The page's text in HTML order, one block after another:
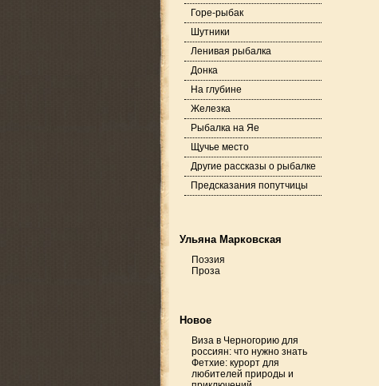
Горе-рыбак
Шутники
Ленивая рыбалка
Донка
На глубине
Железка
Рыбалка на Яе
Щучье место
Другие рассказы о рыбалке
Предсказания попутчицы
Ульяна Марковская
Поэзия
Проза
Новое
Виза в Черногорию для
россиян: что нужно знать
Фетхие: курорт для
любителей природы и